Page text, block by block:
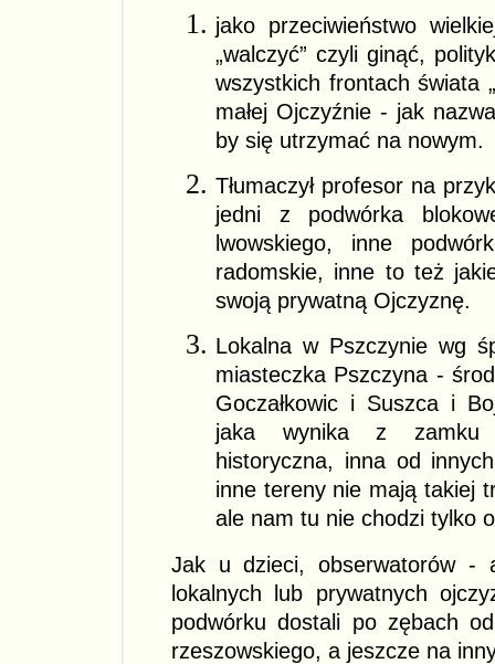
jako przeciwieństwo
„walczyć” czyli ginąć,
wszystkich frontach świata
małej Ojczyźnie - jak
by się utrzymać na nowym.
Tłumaczył profesor na
jedni z podwórka
lwowskiego, inne
radomskie, inne to też
swoją prywatną Ojczyznę.
Lokalna w Pszczynie wg
miasteczka Pszczyna -
Goczałkowic i Suszca i
jaka wynika z zamku
historyczna, inna od
inne tereny nie mają takiej
ale nam tu nie chodzi tylko
Jak u dzieci, obserwatorów -
lokalnych lub prywatnych
podwórku dostali po zębach
rzeszowskiego, a jeszcze na